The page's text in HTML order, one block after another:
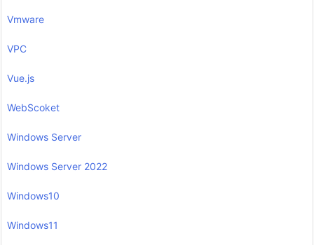
Vmware
VPC
Vue.js
WebScoket
Windows Server
Windows Server 2022
Windows10
Windows11